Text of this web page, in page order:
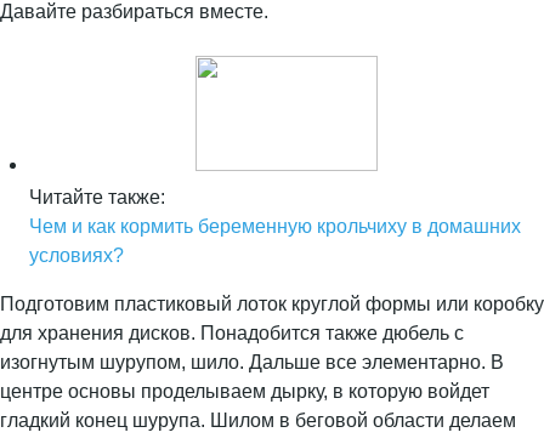
Давайте разбираться вместе.
Читайте также:
Чем и как кормить беременную крольчиху в домашних
условиях?
Подготовим пластиковый лоток круглой формы или коробку
для хранения дисков. Понадобится также дюбель с
изогнутым шурупом, шило. Дальше все элементарно. В
центре основы проделываем дырку, в которую войдет
гладкий конец шурупа. Шилом в беговой области делаем